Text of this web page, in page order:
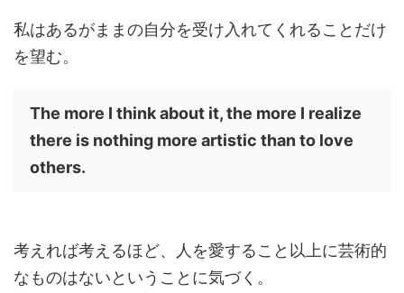
私はあるがままの自分を受け入れてくれることだけ
を望む。
The more I think about it, the more I realize
there is nothing more artistic than to love
others.
考えれば考えるほど、人を愛すること以上に芸術的
なものはないということに気づく。